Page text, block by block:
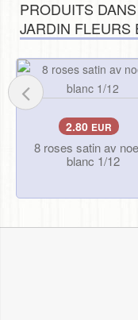
PRODUITS
JARDIN FLEURS
2.80 EUR
8 roses satin av
blanc 1/12